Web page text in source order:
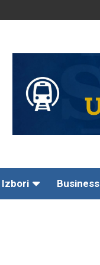
Izbori Business